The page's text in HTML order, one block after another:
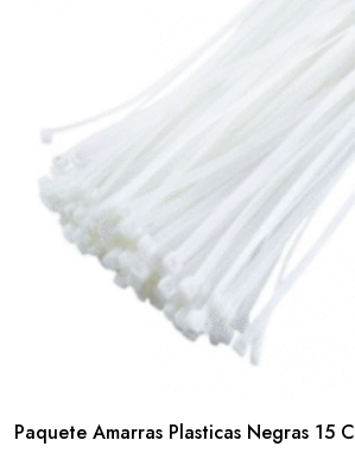
Paquete Amarras Plasticas Negras 15